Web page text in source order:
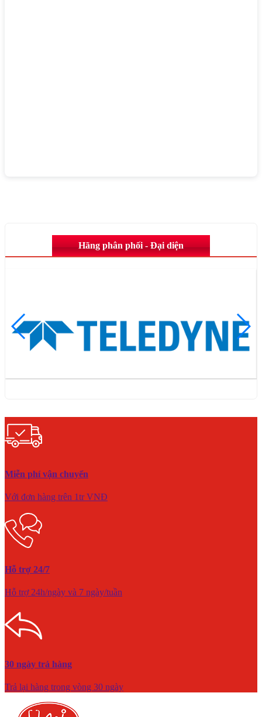
Hãng phân phối - Đại diện
Miễn phí vận chuyển
Với đơn hàng trên 1tr VNĐ
Hỗ trợ 24/7
Hỗ trợ 24h/ngày và 7 ngày/tuần
30 ngày trả hàng
Trả lại hàng trong vòng 30 ngày